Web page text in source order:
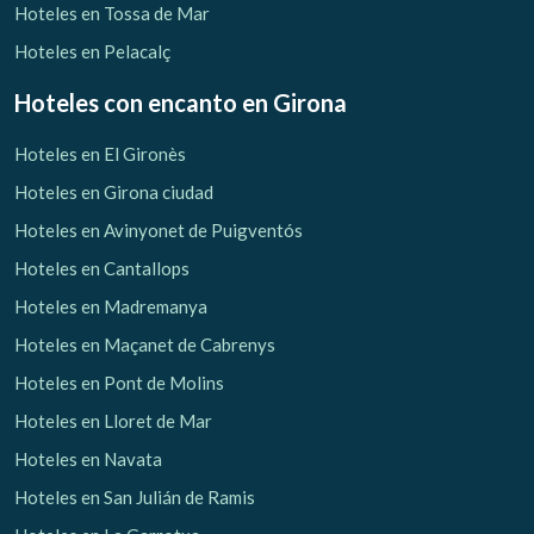
Hoteles en Tossa de Mar
Hoteles en Pelacalç
Hoteles con encanto en Girona
Hoteles en El Gironès
Hoteles en Girona ciudad
Hoteles en Avinyonet de Puigventós
Hoteles en Cantallops
Hoteles en Madremanya
Hoteles en Maçanet de Cabrenys
Hoteles en Pont de Molins
Hoteles en Lloret de Mar
Hoteles en Navata
Hoteles en San Julián de Ramis